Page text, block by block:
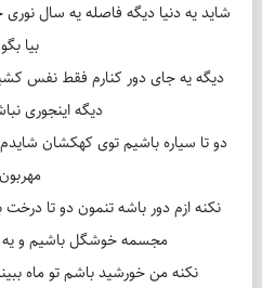
شاید یه دنیا دیگه فاصله یه سال
بیا بگو
دیگه یه جای دور کنارم فقط نفس
دیگه اینجوری
دو تا سیاره باشیم توی کهکشان
مهربون
نکنه ازم دور باشه تنمون دو تا
مجسمه خوشگل باشیم و یه
نکنه من خورشید باشم تو ماه